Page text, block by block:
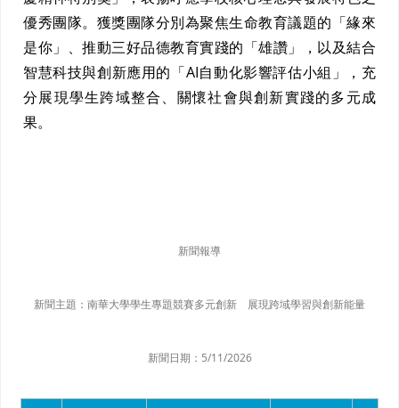
優秀團隊。獲獎團隊分別為聚焦生命教育議題的「緣來
是你」、推動三好品德教育實踐的「雄讚」，以及結合
智慧科技與創新應用的「AI自動化影響評估小組」，充
分展現學生跨域整合、關懷社會與創新實踐的多元成
果。
新聞報導
新聞主題： 南華大學學生專題競賽多元創新 展現跨域學習與創新能量
新聞日期： 5/11/2026